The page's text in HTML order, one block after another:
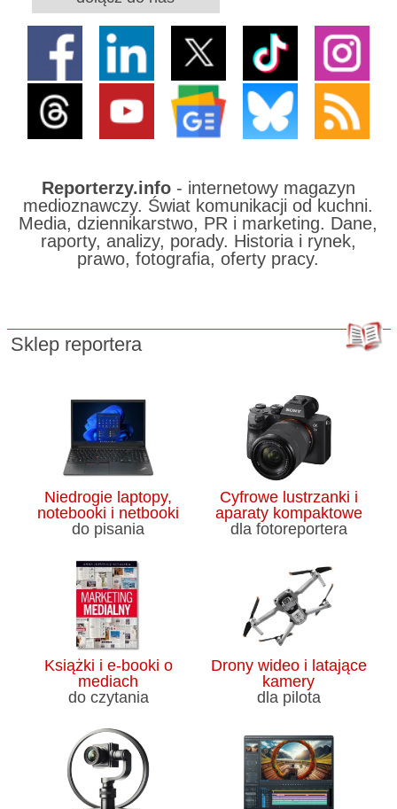
Reporterzy.info- internetowy magazyn
medioznawczy. Świat komunikacji od kuchni.
Media, dziennikarstwo, PR i marketing. Dane,
raporty, analizy, porady. Historia i rynek,
prawo, fotografia, oferty pracy.
Sklep reportera
Niedrogie laptopy,
notebooki i netbooki
do pisania
Cyfrowe lustrzanki i
aparaty kompaktowe
dla fotoreportera
Książki i e-booki o
mediach
do czytania
Drony wideo i latające
kamery
dla pilota